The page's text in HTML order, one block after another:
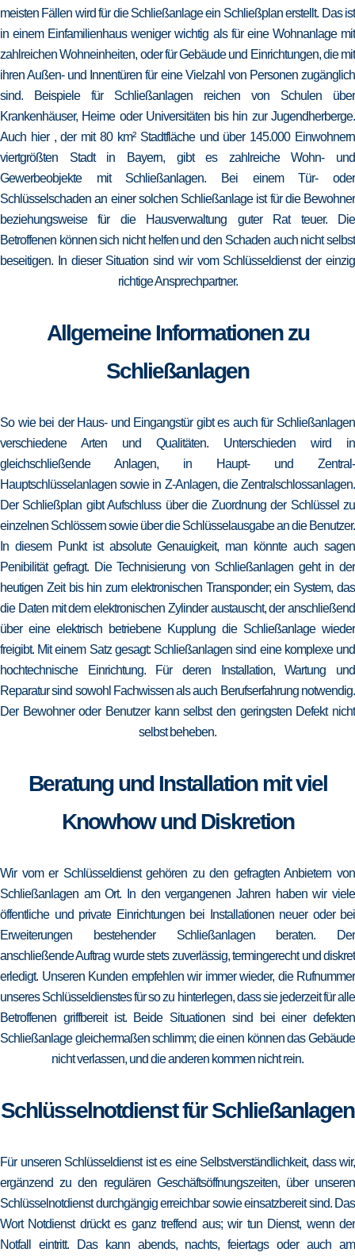
meisten Fällen wird für die Schließanlage ein Schließplan erstellt. Das ist
in einem Einfamilienhaus weniger wichtig als für eine Wohnanlage mit
zahlreichen Wohneinheiten, oder für Gebäude und Einrichtungen, die mit
ihren Außen- und Innentüren für eine Vielzahl von Personen zugänglich
sind. Beispiele für Schließanlagen reichen von Schulen über
Krankenhäuser, Heime oder Universitäten bis hin zur Jugendherberge.
Auch hier , der mit 80 km² Stadtfläche und über 145.000 Einwohnern
viertgrößten Stadt in Bayern, gibt es zahlreiche Wohn- und
Gewerbeobjekte mit Schließanlagen. Bei einem Tür- oder
Schlüsselschaden an einer solchen Schließanlage ist für die Bewohner
beziehungsweise für die Hausverwaltung guter Rat teuer. Die
Betroffenen können sich nicht helfen und den Schaden auch nicht selbst
beseitigen. In dieser Situation sind wir vom Schlüsseldienst der einzig
richtige Ansprechpartner.
Allgemeine Informationen zu
Schließanlagen
So wie bei der Haus- und Eingangstür gibt es auch für Schließanlagen
verschiedene Arten und Qualitäten. Unterschieden wird in
gleichschließende Anlagen, in Haupt- und Zentral-
Hauptschlüsselanlagen sowie in Z-Anlagen, die Zentralschlossanlagen.
Der Schließplan gibt Aufschluss über die Zuordnung der Schlüssel zu
einzelnen Schlössern sowie über die Schlüsselausgabe an die Benutzer.
In diesem Punkt ist absolute Genauigkeit, man könnte auch sagen
Penibilität gefragt. Die Technisierung von Schließanlagen geht in der
heutigen Zeit bis hin zum elektronischen Transponder; ein System, das
die Daten mit dem elektronischen Zylinder austauscht, der anschließend
über eine elektrisch betriebene Kupplung die Schließanlage wieder
freigibt. Mit einem Satz gesagt: Schließanlagen sind eine komplexe und
hochtechnische Einrichtung. Für deren Installation, Wartung und
Reparatur sind sowohl Fachwissen als auch Berufserfahrung notwendig.
Der Bewohner oder Benutzer kann selbst den geringsten Defekt nicht
selbst beheben.
Beratung und Installation mit viel
Knowhow und Diskretion
Wir vom er Schlüsseldienst gehören zu den gefragten Anbietern von
Schließanlagen am Ort. In den vergangenen Jahren haben wir viele
öffentliche und private Einrichtungen bei Installationen neuer oder bei
Erweiterungen bestehender Schließanlagen beraten. Der
anschließende Auftrag wurde stets zuverlässig, termingerecht und diskret
erledigt. Unseren Kunden empfehlen wir immer wieder, die Rufnummer
unseres Schlüsseldienstes für so zu hinterlegen, dass sie jederzeit für alle
Betroffenen griffbereit ist. Beide Situationen sind bei einer defekten
Schließanlage gleichermaßen schlimm; die einen können das Gebäude
nicht verlassen, und die anderen kommen nicht rein.
Schlüsselnotdienst für Schließanlagen
Für unseren Schlüsseldienst ist es eine Selbstverständlichkeit, dass wir,
ergänzend zu den regulären Geschäftsöffnungszeiten, über unseren
Schlüsselnotdienst durchgängig erreichbar sowie einsatzbereit sind. Das
Wort Notdienst drückt es ganz treffend aus; wir tun Dienst, wenn der
Notfall eintritt. Das kann abends, nachts, feiertags oder auch am